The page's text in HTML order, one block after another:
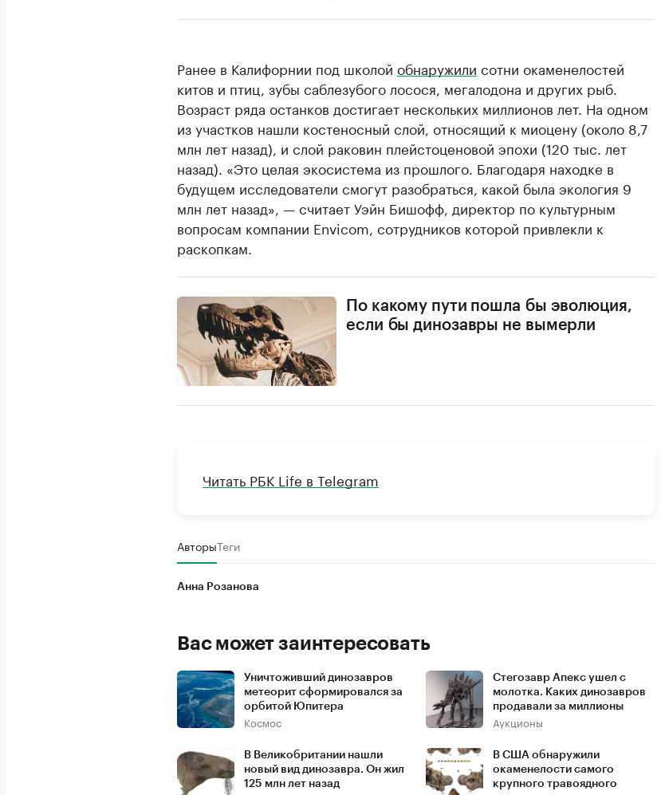
Ранее в Калифорнии под школой обнаружили сотни окаменелостей
китов и птиц, зубы саблезубого лосося, мегалодона и других рыб.
Возраст ряда останков достигает нескольких миллионов лет. На одном
из участков нашли костеносный слой, относящий к миоцену (около 8,7
млн лет назад), и слой раковин плейстоценовой эпохи (120 тыс. лет
назад). «Это целая экосистема из прошлого. Благодаря находке в
будущем исследователи смогут разобраться, какой была экология 9
млн лет назад», — считает Уэйн Бишофф, директор по культурным
вопросам компании Envicom, сотрудников которой привлекли к
раскопкам.
По какому пути пошла бы эволюция,
если бы динозавры не вымерли
Читать РБК Life в Telegram
АвторыТеги
Анна Розанова
Вас может заинтересовать
Уничтоживший динозавров
метеорит сформировался за
орбитой Юпитера
Космос
Стегозавр Апекс ушел с
молотка. Каких динозавров
продавали за миллионы
Аукционы
В Великобритании нашли
новый вид динозавра. Он жил
125 млн лет назад
В США обнаружили
окаменелости самого
крупного травоядного